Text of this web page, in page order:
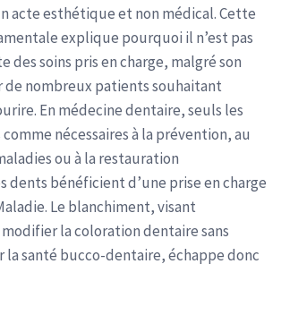
acte esthétique et non médical. Cette
explique pourquoi il n’est pas
des soins pris en charge, malgré son
nombreux patients souhaitant
En médecine dentaire, seuls les
nécessaires à la prévention, au
ou à la restauration
dents bénéficient d’une prise en charge
Le blanchiment, visant
la coloration dentaire sans
la santé bucco-dentaire, échappe donc